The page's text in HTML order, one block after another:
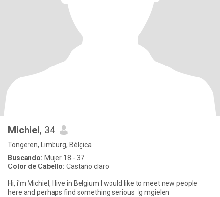
Michiel, 34
Tongeren, Limburg, Bélgica
Buscando: Mujer 18 - 37
Color de Cabello: Castaño claro
Hi, i'm Michiel, I live in Belgium I would like to meet new people
here and perhaps find something serious Ig mgielen